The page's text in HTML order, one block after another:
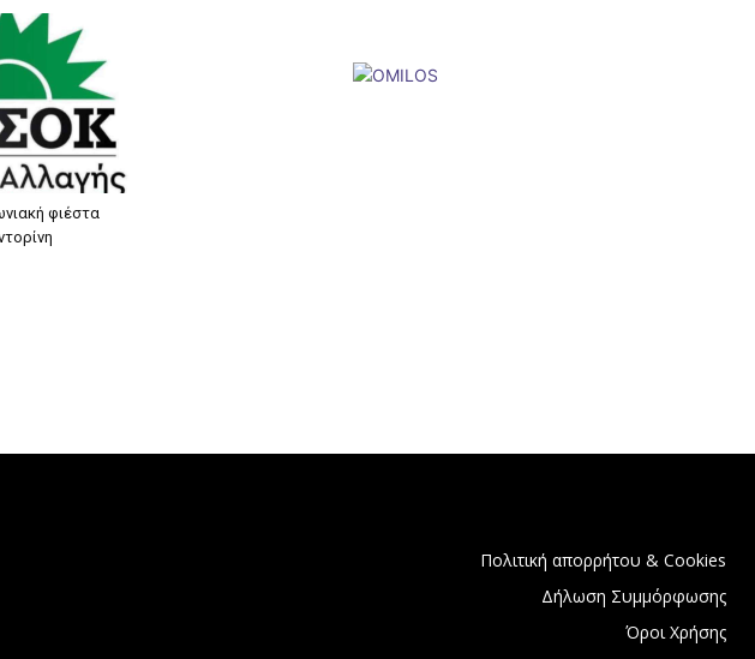
φιέστα
Πολιτική απορρήτου & Cookies
Δήλωση Συμμόρφωσης
Όροι Χρήσης